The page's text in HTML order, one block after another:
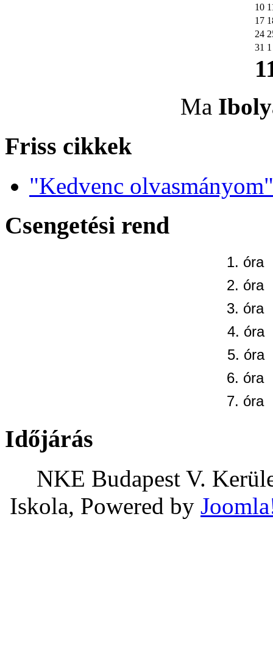
10
17
24
31 1
Ma
Friss cikkek
"Kedvenc
Csengetési rend
1. óra
2. óra
3. óra
4. óra
5.
6. óra
7. óra
Időjárás
NKE Budapest V.
Iskola, Powered by